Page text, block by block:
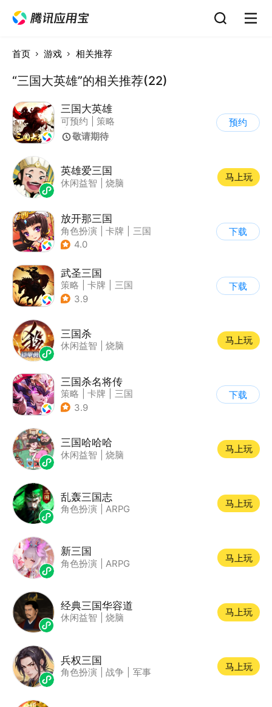
首页 游戏 相关推荐
“三国大英雄”的相关推荐(22)
三国大英雄
可预约
策略
| 即时战略
敬请期待
预约
英雄爱三国
休闲益智 烧脑
马上玩
放开那三国
角色扮演 卡牌
三国
| Q版
4.0
下载
武圣三国
策略 卡牌
三国
| 中国风
3.9
下载
三国杀
休闲益智 烧脑
马上玩
三国杀名将传
策略 卡牌
三国
| Q版
3.9
下载
三国哈哈哈
休闲益智 烧脑
马上玩
乱轰三国志
角色扮演 ARPG
马上玩
新三国
角色扮演 ARPG
马上玩
经典三国华容道
休闲益智 烧脑
马上玩
兵权三国
角色扮演 战争 军事
马上玩